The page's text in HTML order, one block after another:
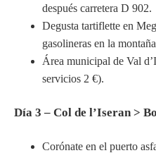
después carretera D 902.
Degusta tartiflette en
gasolineras en la
Área municipal de Val
servicios 2 €).
Día 3 – Col de l’Iseran >
Corónate en el puerto